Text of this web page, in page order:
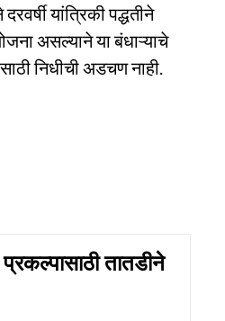
यांत्रिकी पद्धतीने
असल्याने या बंधाऱ्याचे
निधीची अडचण नाही.
तातडीने